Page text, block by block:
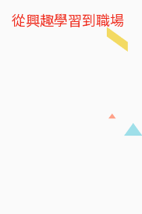
從興趣學習到職場